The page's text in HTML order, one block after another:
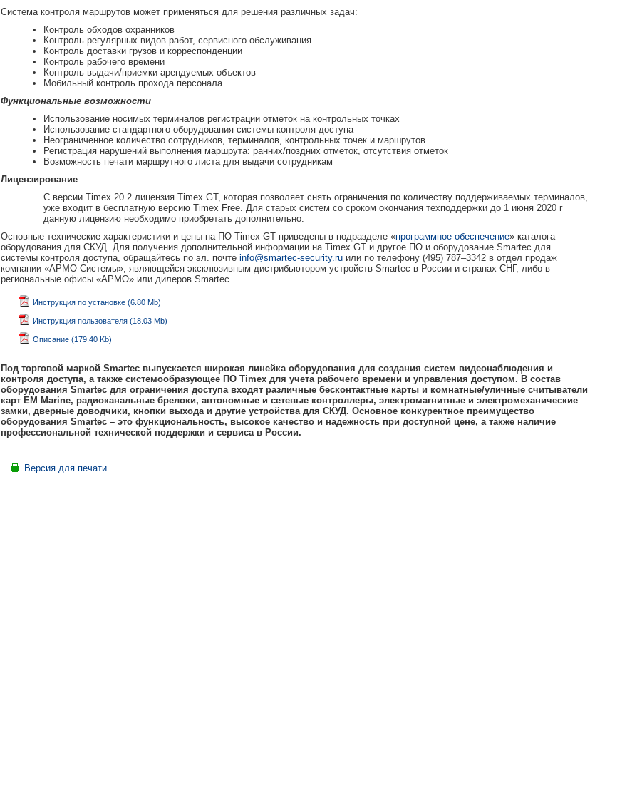
Система контроля маршрутов может применяться для решения различных задач:
Контроль обходов охранников
Контроль регулярных видов работ, сервисного обслуживания
Контроль доставки грузов и корреспонденции
Контроль рабочего времени
Контроль выдачи/приемки арендуемых объектов
Мобильный контроль прохода персонала
Функциональные возможности
Использование носимых терминалов регистрации отметок на контрольных точках
Использование стандартного оборудования системы контроля доступа
Неограниченное количество сотрудников, терминалов, контрольных точек и маршрутов
Регистрация нарушений выполнения маршрута: ранних/поздних отметок, отсутствия отметок
Возможность печати маршрутного листа для выдачи сотрудникам
Лицензирование
С версии Timex 20.2 лицензия Timex GT, которая позволяет снять ограничения по количеству поддерживаемых терминалов,
уже входит в бесплатную версию Timex Free. Для старых систем со сроком окончания техподдержки до 1 июня 2020 г
данную лицензию необходимо приобретать дополнительно.
Основные технические характеристики и цены на ПО Timex GT приведены в подразделе «программное обеспечение» каталога
оборудования для СКУД. Для получения дополнительной информации на Timex GT и другое ПО и оборудование Smartec для
системы контроля доступа, обращайтесь по эл. почте info@smartec-security.ru или по телефону (495) 787–3342 в отдел продаж
компании «АРМО-Системы», являющейся эксклюзивным дистрибьютором устройств Smartec в России и странах СНГ, либо в
региональные офисы «АРМО» или дилеров Smartec.
Инструкция по установке (6.80 Mb)
Инструкция пользователя (18.03 Mb)
Описание (179.40 Kb)
Под торговой маркой Smartec выпускается широкая линейка оборудования для создания систем видеонаблюдения и
контроля доступа, а также системообразующее ПО Timex для учета рабочего времени и управления доступом. В состав
оборудования Smartec для ограничения доступа входят различные бесконтактные карты и комнатные/уличные считыватели
карт EM Marine, радиоканальные брелоки, автономные и сетевые контроллеры, электромагнитные и электромеханические
замки, дверные доводчики, кнопки выхода и другие устройства для СКУД. Основное конкурентное преимущество
оборудования Smartec – это функциональность, высокое качество и надежность при доступной цене, а также наличие
профессиональной технической поддержки и сервиса в России.
Версия для печати